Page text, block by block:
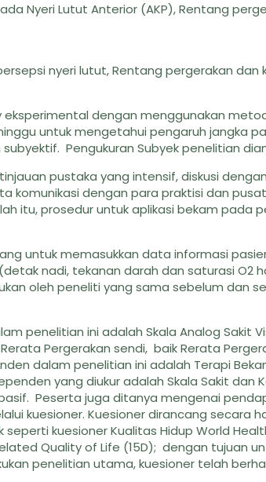
Nyeri Lutut Anterior (AKP), Rentang
nyeri lutut, Rentang pergerakan dan
dengan menggunakan
untuk mengetahui pengaruh jangka
Pengukuran Subyek penelitian
pustaka yang intensif, diskusi
komunikasi dengan para praktisi dan
itu, prosedur untuk aplikasi bekam pada
untuk memasukkan data informasi
nadi, tekanan darah dan saturasi O2
oleh peneliti yang sama sebelum dan
penelitian ini adalah Skala Analog Sakit
Pergerakan sendi, baik Rerata
dalam penelitian ini adalah Terapi
yang diukur adalah Skala Sakit dan
Peserta juga ditanya mengenai
kuesioner. Kuesioner dirancang secara
kuesioner Kualitas Hidup World
Quality of Life (15D); dengan tujuan
penelitian utama, kuesioner telah